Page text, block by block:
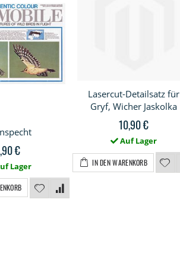
€
Lager
Lasercut-Detailsatz für
Gryf, Wicher Jaskolka
10,90 €
Auf Lager
IN DEN WARENKORB